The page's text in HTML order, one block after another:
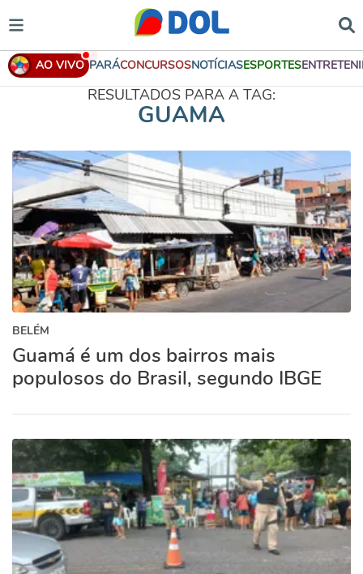
AO VIVO PARÁCONCURSOSNOTÍCIASESPORTES
RESULTADOS PARA A TAG:
GUAMA
BELÉM
Guamá é um dos bairros mais
populosos do Brasil, segundo IBGE